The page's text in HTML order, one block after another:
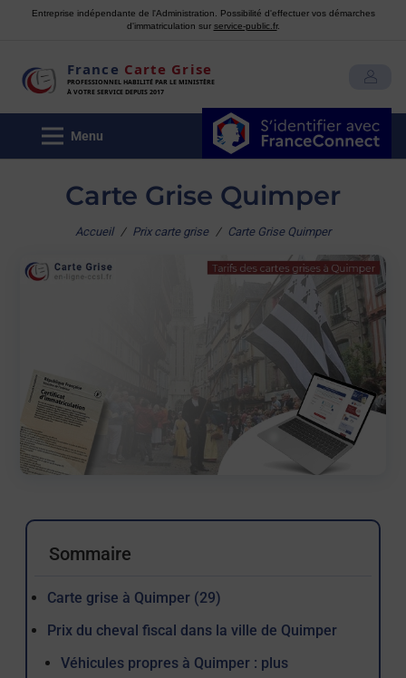
Entreprise indépendante de l'Administration. Possibilité d'effectuer vos démarches
d'immatriculation sur service-public.fr.
France Carte Grise
PROFESSIONNEL HABILITÉ PAR LE MINISTÈRE
À VOTRE SERVICE DEPUIS 2017
Menu
Carte Grise Quimper
Accueil / Prix carte grise / Carte Grise Quimper
Sommaire
Carte grise à Quimper (29)
Prix du cheval fiscal dans la ville de Quimper
Véhicules propres à Quimper : plus